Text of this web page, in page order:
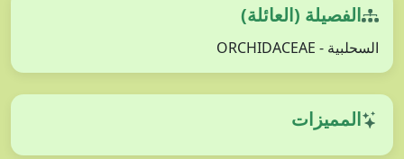
الفصيلة (العائلة)
السحلبية - ORCHIDACEAE
المميزات